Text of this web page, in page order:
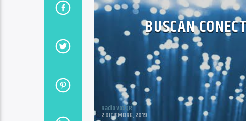
BUSCAN
Radio VoxQR
2 DICIEMBRE, 2019